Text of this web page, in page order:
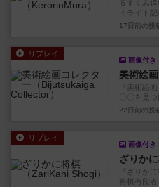
５すくみ
イライト
17日前 の投
リプレイ
画像付き
美術絵
『美術絵
〇〇を見
22日前 の投
リプレイ
画像付き
ざりか
『ざりか
将棋有段者